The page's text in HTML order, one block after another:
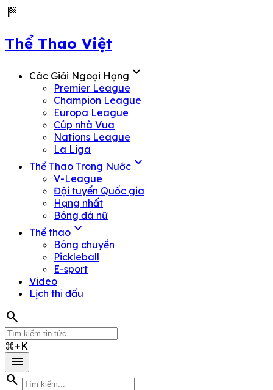
sports_score
Thể Thao Việt
Các Giải Ngoại Hạng expand_more
Premier League
Champion League
Europa League
Cúp nhà Vua
Nations League
La Liga
Thể Thao Trong Nước expand_more
V-League
Đội tuyển Quốc gia
Hạng nhất
Bóng đá nữ
Thể thao expand_more
Bóng chuyền
Pickleball
E-sport
Video
Lịch thi đấu
search
⌘+K
menu
search